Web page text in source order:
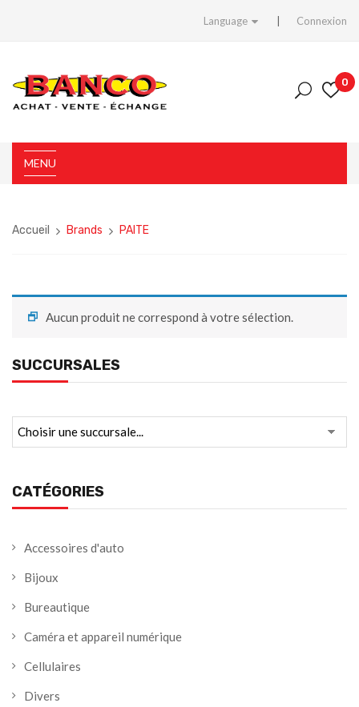
Language Connexion
0
MENU
Accueil Brands PAITE
SUCCURSALES
CATÉGORIES
Accessoires d'auto
Bijoux
Bureautique
Caméra et appareil numérique
Cellulaires
Divers
Aucun produit ne correspond à votre sélection.